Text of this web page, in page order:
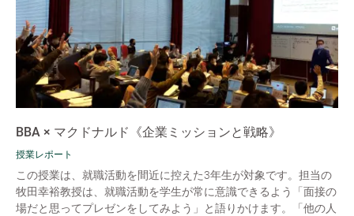
BBA × マクドナルド《企業ミッションと戦略》
授業レポート
この授業は、就職活動を間近に控えた3年生が対象です。担当の
牧田幸裕教授は、就職活動を学生が常に意識できるよう「面接の
場だと思ってプレゼンをしてみよう」と語りかけます。「他の人